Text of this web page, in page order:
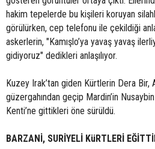
hakim tepelerde bu kişileri koruyan
görülürken, cep telefonu ile çekildiği
askerlerin, "Kamışlo’ya yavaş yavaş
gidiyoruz" dedikleri anlaşılıyor.
Kuzey Irak’tan giden Kürtlerin Dera
güzergahından geçip Mardin’in Nusaybin
Kenti’ne gittikleri öne sürüldü.
BARZANİ, SURİYELİ KüRTLERİ